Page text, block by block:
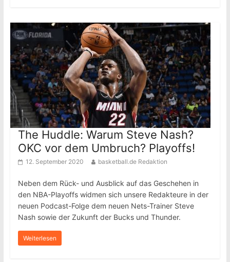
The Huddle: Warum Steve Nash?
OKC vor dem Umbruch? Playoffs!
12. September 2020 basketball.de Redaktion
Neben dem Rück- und Ausblick auf das Geschehen in
den NBA-Playoffs widmen sich unsere Redakteure in der
neuen Podcast-Folge dem neuen Nets-Trainer Steve
Nash sowie der Zukunft der Bucks und Thunder.
Weiterlesen